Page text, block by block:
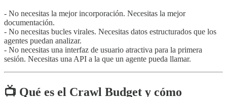
- No necesitas la mejor incorporación. Necesitas la mejor
documentación.
- No necesitas bucles virales. Necesitas datos estructurados que los
agentes puedan analizar.
- No necesitas una interfaz de usuario atractiva para la primera
sesión. Necesitas una API a la que un agente pueda llamar.
📺 Qué es el Crawl Budget y cómo